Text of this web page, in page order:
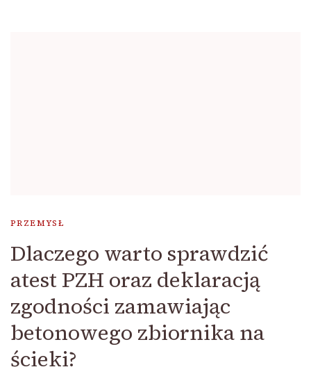
PRZEMYSŁ
Dlaczego warto sprawdzić
atest PZH oraz deklaracją
zgodności zamawiając
betonowego zbiornika na
ścieki?